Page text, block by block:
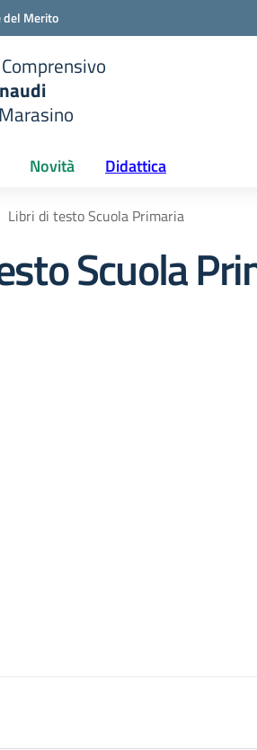
Merito
Novità Didattica
Libri di testo Scuola Primaria
Scuola